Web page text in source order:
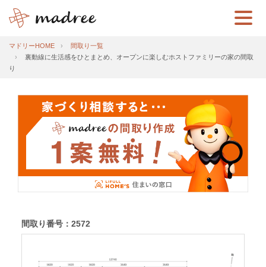
マドリーHOME
間取り一覧
裏動線に生活感をひとまとめ、オープンに楽しむホストファミリーの家の間取
り
間取り番号：2572